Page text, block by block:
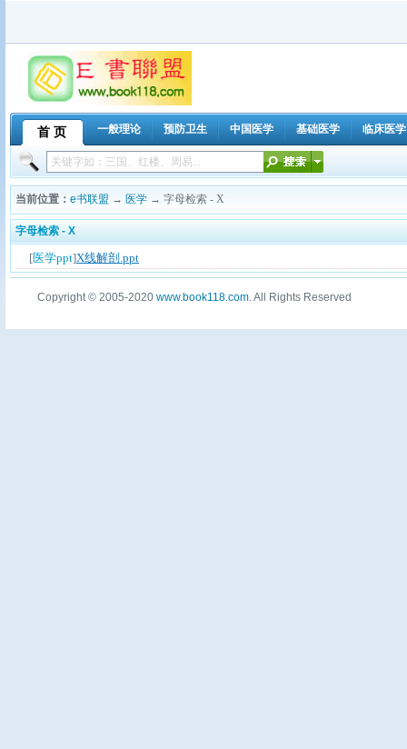
首 页 一般理论 预防卫生 中国医学 基础医学 临床医学
皮肤病学与性病学 耳鼻咽喉科学 口腔科学
当前位置： e书联盟 → 医学 → 字母检索 - X
字母检索 - X
[医学ppt]X线解剖.ppt
Copyright © 2005-2020 www.book118.com. All Rights Reserved